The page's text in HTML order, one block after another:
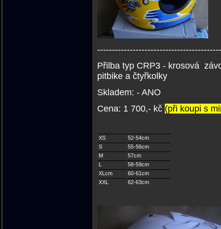
Přilba typ CRP3 - krosová
pitbike a čtyřkolky
Skladem: - ANO
Cena: 1 700,- kč (při koupi s
XS
52-54cm
S
55-56cm
M
57cm
58-59cm
XLcm
60-61cm
XXL
62-63cm